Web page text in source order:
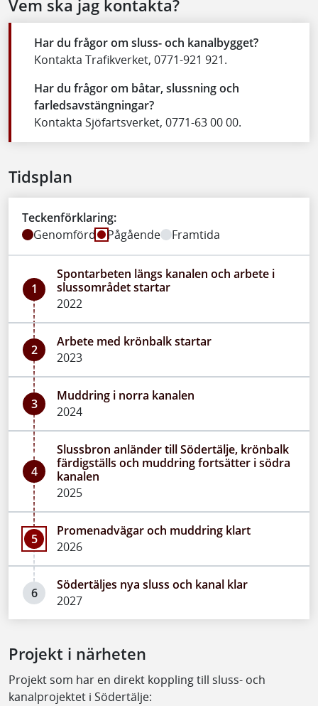
Vem ska jag kontakta?
Har du frågor om sluss- och kanalbygget?
Kontakta Trafikverket, 0771-921 921.
Har du frågor om båtar, slussning och
farledsavstängningar?
Kontakta Sjöfartsverket, 0771-63 00 00.
Tidsplan
Teckenförklaring:
Genomförd
Pågående Framtida
1
Spontarbeten längs kanalen och arbete i
slussområdet startar
2022
2
Arbete med krönbalk startar
2023
3
Muddring i norra kanalen
2024
4
Slussbron anländer till Södertälje, krönbalk
färdigställs och muddring fortsätter i södra
kanalen
2025
5
Promenadvägar och muddring klart
2026
6
Södertäljes nya sluss och kanal klar
2027
Projekt i närheten
Projekt som har en direkt koppling till sluss- och
kanalprojektet i Södertälje: